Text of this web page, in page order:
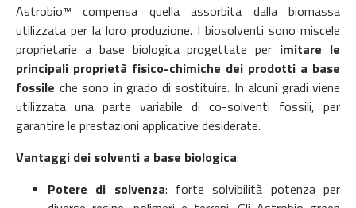
Astrobio™ compensa quella assorbita dalla biomassa
utilizzata per la loro produzione. I biosolventi sono miscele
proprietarie a base biologica progettate per imitare le
principali proprietà fisico-chimiche dei prodotti a base
fossile che sono in grado di sostituire. In alcuni gradi viene
utilizzata una parte variabile di co-solventi fossili, per
garantire le prestazioni applicative desiderate.
Vantaggi dei solventi a base biologica:
Potere di solvenza: forte solvibilità potenza per